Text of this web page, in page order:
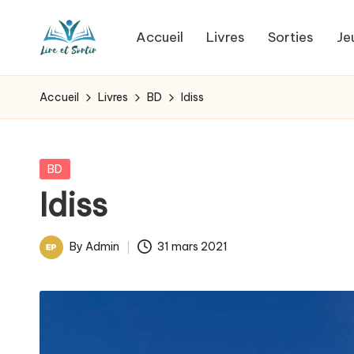
L
i
e
e
t
s
livres
pour
les
goûts,
des
pour
Accueil Livres Sorties
Accueil Livres BD Idiss
Posted
BD
Idiss
Posted
By Admin 31 mars 2021